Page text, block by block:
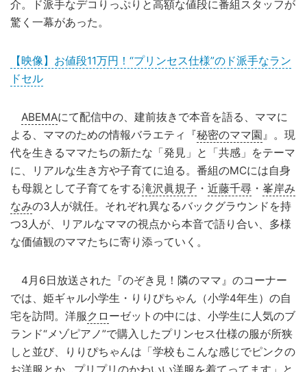
介。ド派手なデコりっぷりと高額な値段に番組スタッフが
驚く一幕があった。
【映像】お値段11万円！“プリンセス仕様”のド派手なラン
ドセル
ABEMAにて配信中の、建前抜きで本音を語る、ママに
よる、ママのための情報バラエティ『秘密のママ園』。現
代を生きるママたちの新たな「発見」と「共感」をテーマ
に、リアルな生き方や子育てに迫る。番組のMCには自身
も母親として子育てをする滝沢眞規子 ・ 近藤千尋 ・ 峯岸み
なみの3人が就任。それぞれ異なるバックグラウンドを持
つ3人が、リアルなママの視点から本音で語り合い、多様
な価値観のママたちに寄り添っていく。
4月6日放送された『のぞき見！隣のママ』のコーナー
では、姫ギャル小学生・りりぴちゃん（小学4年生）の自
宅を訪問。洋服 クロ ーゼットの中には、小学生に人気のブ
ランド“メゾピアノ”で購入したプリンセス仕様の服が所狭
しと並び、りりぴちゃんは「学校もこんな感じでピンクの